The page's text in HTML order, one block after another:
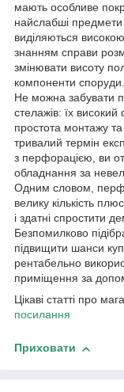
мають особливе
найслабші предмети
виділяються
знанням справи
змінювати висоту
компоненти споруди.
Не можна забувати
стелажів: їх високий
простота монтажу та
тривалий термін
з перфорацією, ви
обладнання за
Одним словом,
велику кількість
і здатні спростити
Безпомилково
підвищити шанси
рентабельно
приміщення за
Цікаві статті про
посилання
Приховати